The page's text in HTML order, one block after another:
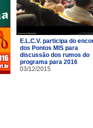
E.L.C.V. participa do
dos Pontos MIS para
discussão dos rumos do
programa para 2016
03/12/2015